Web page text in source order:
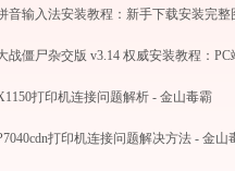
音输入法安装教程：新手下载安装完整
打印机连接问题解析 - 金山毒霸
打印机连接问题解决方法 - 金山